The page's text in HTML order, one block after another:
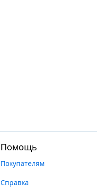
Помощь
Покупателям
Справка